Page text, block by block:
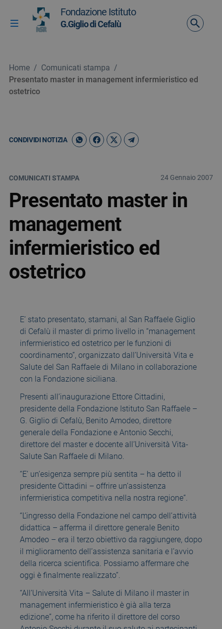
Vai ai contenuti
Vai al menu di navigazione
Vai al footer
Attiva / disattiva la navigazione
Fondazione Istituto
G.Giglio di Cefalù
Home / Comunicati stampa /
Presentato master in management infermieristico ed
ostetrico
CONDIVIDI NOTIZIA
COMUNICATI STAMPA 24 Gennaio 2007
Presentato master in
management
infermieristico ed
ostetrico
E’ stato presentato, stamani, al San Raffaele Giglio
di Cefalù il master di primo livello in “management
infermieristico ed ostetrico per le funzioni di
coordinamento”, organizzato dall’Università Vita e
Salute del San Raffaele di Milano in collaborazione
con la Fondazione siciliana.
Presenti all’inaugurazione Ettore Cittadini,
presidente della Fondazione Istituto San Raffaele –
G. Giglio di Cefalù, Benito Amodeo, direttore
generale della Fondazione e Antonio Secchi,
direttore del master e docente all’Università Vita-
Salute San Raffaele di Milano.
“E’ un’esigenza sempre più sentita – ha detto il
presidente Cittadini – offrire un’assistenza
infermieristica competitiva nella nostra regione”.
“L’ingresso della Fondazione nel campo dell’attività
didattica – afferma il direttore generale Benito
Amodeo – era il terzo obiettivo da raggiungere, dopo
il miglioramento dell’assistenza sanitaria e l’avvio
della ricerca scientifica. Possiamo affermare che
oggi è finalmente realizzato”.
“All’Università Vita – Salute di Milano il master in
management infermieristico è già alla terza
edizione”, come ha riferito il direttore del corso